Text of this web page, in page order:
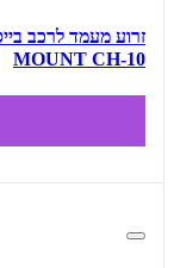
MOUNT CH-10